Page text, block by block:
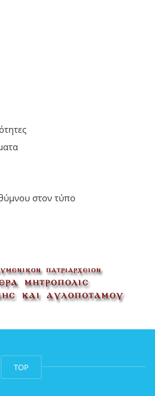
στον τύπο
TOP